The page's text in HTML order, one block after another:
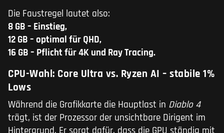
Die Faustregel lautet also:
8 GB – Einstieg,
12 GB – optimal für QHD,
16 GB – Pflicht für 4K und Ray Tracing.
CPU-Wahl: Core Ultra vs. Ryzen AI – stabile 1%
Lows
Während die Grafikkarte die Hauptlast in Diablo 4
trägt, ist der Prozessor der unsichtbare Dirigent im